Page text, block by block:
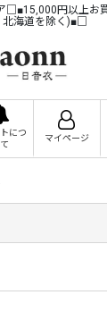
□■15,000円以上お
北海道を除く)■□
につ
マイページ